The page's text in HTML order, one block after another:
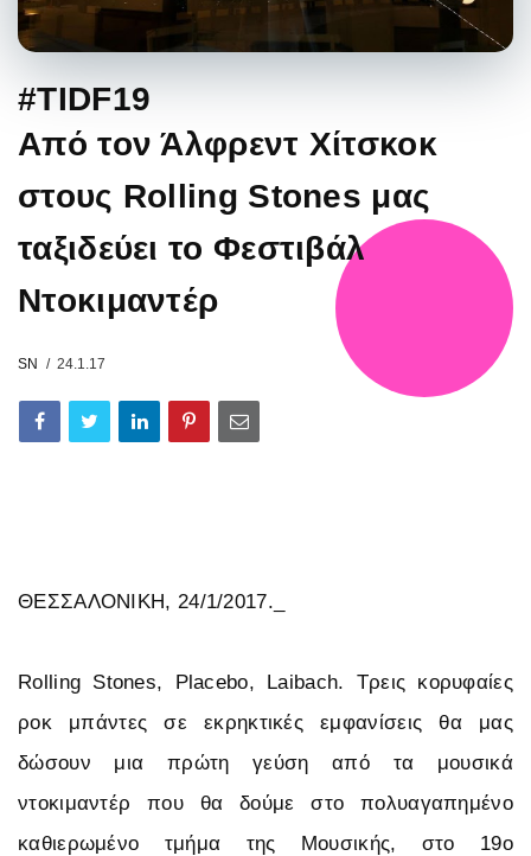
#TIDF19
Από τον Άλφρεντ Χίτσκοκ
στους Rolling Stones μας
ταξιδεύει το Φεστιβάλ
Ντοκιμαντέρ
SN 24.1.17
ΘΕΣΣΑΛΟΝΙΚΗ, 24/1/2017._
Rolling Stones, Placebo, Laibach. Τρεις κορυφαίες
ροκ μπάντες σε εκρηκτικές εμφανίσεις θα μας
δώσουν μια πρώτη γεύση από τα μουσικά
ντοκιμαντέρ που θα δούμε στο πολυαγαπημένο
καθιερωμένο τμήμα της Μουσικής, στο 19ο